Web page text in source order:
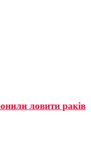
ловити раків